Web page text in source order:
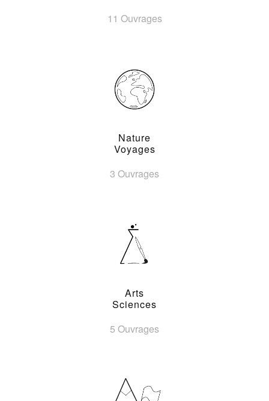
11 Ouvrages
Nature
Voyages
3 Ouvrages
Arts
Sciences
5 Ouvrages